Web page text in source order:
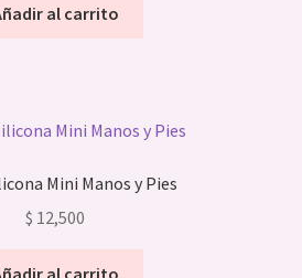
al carrito
Mini Manos y Pies
$ 12,500
al carrito